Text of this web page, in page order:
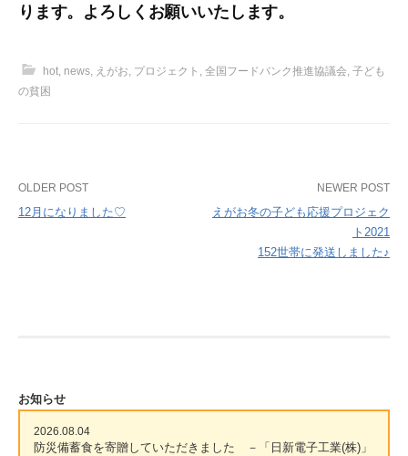
ります。よろしくお願いいたします。
hot news えがお プロジェクト 全国フードバンク推進協議会 子ども
の貧困
Post
navigation
OLDER POST
12月になりました♡
NEWER POST
えがお冬の子ども応援プロジェク
ト2021
152世帯に発送しました♪
お知らせ
2026.08.04
防災備蓄食を寄贈していただきました －「日新電子工業(株)」